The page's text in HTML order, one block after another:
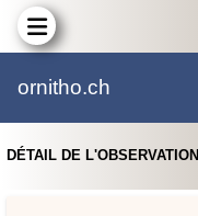
ornitho.ch
DÉTAIL DE L'OBSERVATION